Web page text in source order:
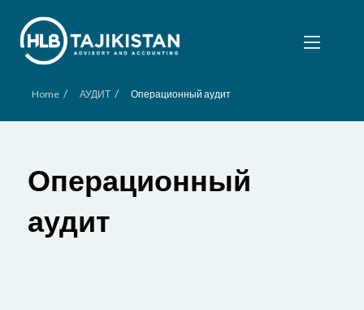
Home / АУДИТ / Операционный аудит
Операционный
аудит